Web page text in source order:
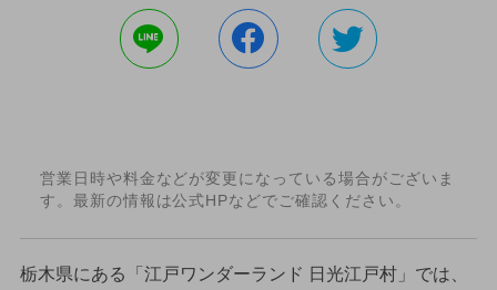
営業日時や料金などが変更になっている場合がございま
す。最新の情報は公式HPなどでご確認ください。
栃木県にある「江戸ワンダーランド 日光江戸村」では、